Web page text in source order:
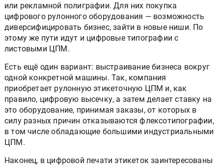
или рекламной полиграфии. Для них покупка
цифрового рулонного оборудования — возможность
диверсифицировать бизнес, зайти в новые ниши. По
этому же пути идут и цифровые типографии с
листовыми ЦПМ.
Есть ещё один вариант: выстраивание бизнеса вокруг
одной конкретной машины. Так, компания
приобретает рулонную этикеточную ЦПМ и, как
правило, цифровую высечку, а затем делает ставку на
это оборудование, принимая заказы, от которых в
силу разных причин отказываются флексотипографии,
в том числе обладающие большими индустриальными
ЦПМ.
Наконец, в цифровой печати этикеток заинтересованы